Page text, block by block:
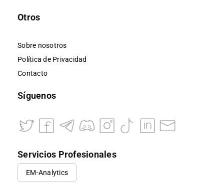
Otros
Sobre nosotros
Política de Privacidad
Contacto
Síguenos
Servicios Profesionales
EM-Analytics